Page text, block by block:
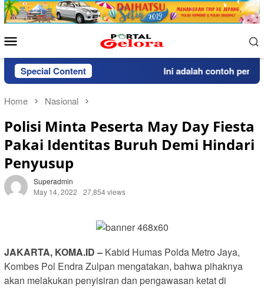
Skip
to
Menu
Special Content Ini adalah contoh
Home Nasional
Polisi Minta Peserta May Day Fiesta
Pakai Identitas Buruh Demi Hindari
Penyusup
Superadmin
May 14, 2022
27,854 views
JAKARTA, KOMA.ID – Kabid Humas Polda Metro Jaya,
Kombes Pol Endra Zulpan mengatakan, bahwa pihaknya
akan melakukan penyisiran dan pengawasan ketat di